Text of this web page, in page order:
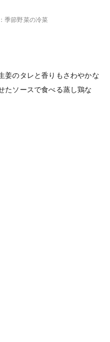
季節野菜の冷菜
姜のタレと香りもさわやかな
たソースで食べる蒸し鶏な